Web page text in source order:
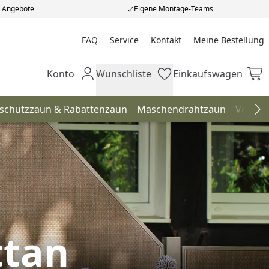
Eigene Montage-Teams
FAQ Service Kontakt Meine Bestellung
Meine Bestellung
Mein Konto
Konto Wunschliste
Wunschliste Einkaufswagen
Einkaufswagen
& Rabattenzaun Maschendrahtzaun